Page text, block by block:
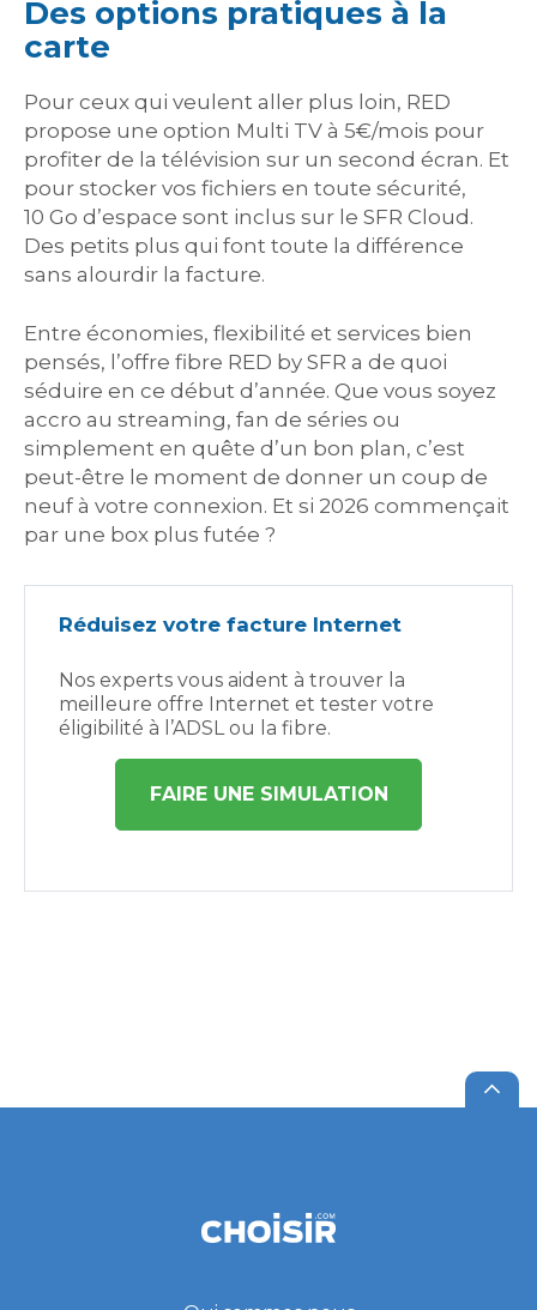
Des options pratiques à la
carte
Pour ceux qui veulent aller plus loin, RED
propose une option Multi TV à 5€/mois pour
profiter de la télévision sur un second écran. Et
pour stocker vos fichiers en toute sécurité,
10 Go d’espace sont inclus sur le SFR Cloud.
Des petits plus qui font toute la différence
sans alourdir la facture.
Entre économies, flexibilité et services bien
pensés, l’offre fibre RED by SFR a de quoi
séduire en ce début d’année. Que vous soyez
accro au streaming, fan de séries ou
simplement en quête d’un bon plan, c’est
peut-être le moment de donner un coup de
neuf à votre connexion. Et si 2026 commençait
par une box plus futée ?
Réduisez votre facture Internet
Nos experts vous aident à trouver la
meilleure offre Internet et tester votre
éligibilité à l’ADSL ou la fibre.
FAIRE UNE SIMULATION